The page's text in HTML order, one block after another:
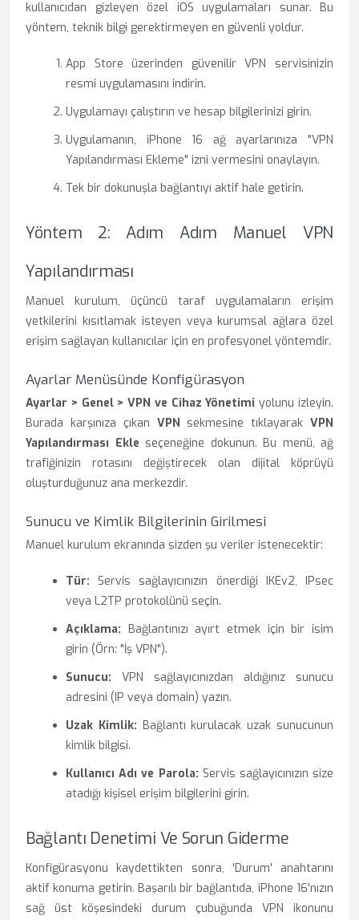
kullanıcıdan gizleyen özel iOS uygulamaları sunar. Bu
yöntem, teknik bilgi gerektirmeyen en güvenli yoldur.
App Store üzerinden güvenilir VPN servisinizin
resmi uygulamasını indirin.
Uygulamayı çalıştırın ve hesap bilgilerinizi girin.
Uygulamanın, iPhone 16 ağ ayarlarınıza "VPN
Yapılandırması Ekleme" izni vermesini onaylayın.
Tek bir dokunuşla bağlantıyı aktif hale getirin.
Yöntem 2: Adım Adım Manuel VPN
Yapılandırması
Manuel kurulum, üçüncü taraf uygulamaların erişim
yetkilerini kısıtlamak isteyen veya kurumsal ağlara özel
erişim sağlayan kullanıcılar için en profesyonel yöntemdir.
Ayarlar Menüsünde Konfigürasyon
Ayarlar > Genel > VPN ve Cihaz Yönetimi yolunu izleyin.
Burada karşınıza çıkan VPN sekmesine tıklayarak VPN
Yapılandırması Ekle seçeneğine dokunun. Bu menü, ağ
trafiğinizin rotasını değiştirecek olan dijital köprüyü
oluşturduğunuz ana merkezdir.
Sunucu ve Kimlik Bilgilerinin Girilmesi
Manuel kurulum ekranında sizden şu veriler istenecektir:
Tür: Servis sağlayıcınızın önerdiği IKEv2, IPsec
veya L2TP protokolünü seçin.
Açıklama: Bağlantınızı ayırt etmek için bir isim
girin (Örn: "İş VPN").
Sunucu: VPN sağlayıcınızdan aldığınız sunucu
adresini (IP veya domain) yazın.
Uzak Kimlik: Bağlantı kurulacak uzak sunucunun
kimlik bilgisi.
Kullanıcı Adı ve Parola: Servis sağlayıcınızın size
atadığı kişisel erişim bilgilerini girin.
Bağlantı Denetimi Ve Sorun Giderme
Konfigürasyonu kaydettikten sonra, 'Durum' anahtarını
aktif konuma getirin. Başarılı bir bağlantıda, iPhone 16'nızın
sağ üst köşesindeki durum çubuğunda VPN ikonunu